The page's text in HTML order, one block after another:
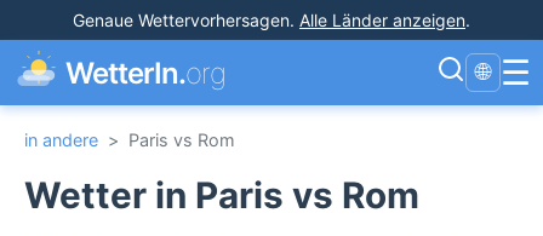
Genaue Wettervorhersagen. Alle Länder anzeigen.
WetterIn.org 🌐 ☰
in andere > Paris vs Rom
Wetter in Paris vs Rom